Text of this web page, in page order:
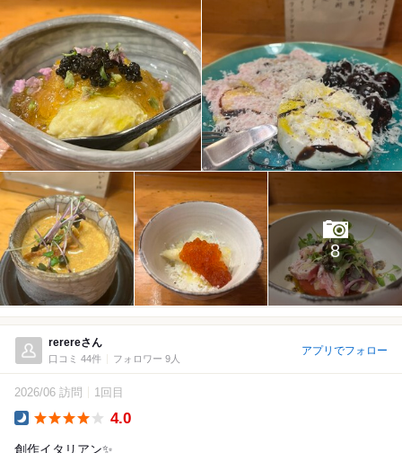
8
rerereさん
口コミ 44件 フォロワー 9人
アプリでフォロー
2026/06 訪問 1回目
4.0
創作イタリアン✨